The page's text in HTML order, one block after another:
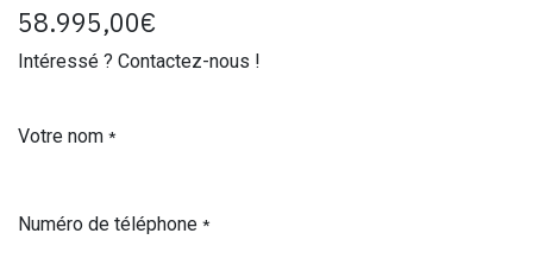
58.995,00€
Intéressé ? Contactez-nous !
Votre nom *
Numéro de téléphone *